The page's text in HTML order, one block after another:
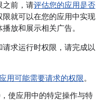
之前，请评估您的应用是否
就可以在您的应用中实现
放和展示相关广告。
求运行时权限，请完成以
用可能需要请求的权限。
使应用中的特定操作与特